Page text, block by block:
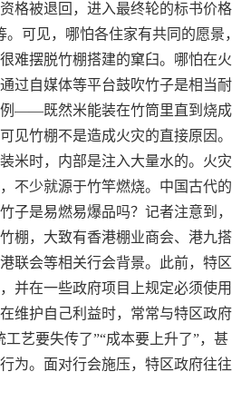
格被退回，进入最终轮的标书价格
。可见，哪怕各住家有共同的愿景，
难摆脱竹棚搭建的窠臼。哪怕在火
过自媒体等平台鼓吹竹子是相当耐
——既然米能装在竹筒里直到烧成
见竹棚不是造成火灾的直接原因。
米时，内部是注入大量水的。火灾
不少就源于竹竿燃烧。中国古代的
子是易燃易爆品吗？记者注意到，
棚，大致有香港棚业商会、港九搭
联会等相关行会背景。此前，特区
并在一些政府项目上规定必须使用
维护自己利益时，常常与特区政府
艺要失传了”“成本要上升了”，甚
为。面对行会施压，特区政府往往